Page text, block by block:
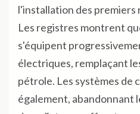
l'installation des premiers
Les registres montrent
s'équipent
électriques, remplaçant
pétrole. Les systèmes de
également, abandonnant